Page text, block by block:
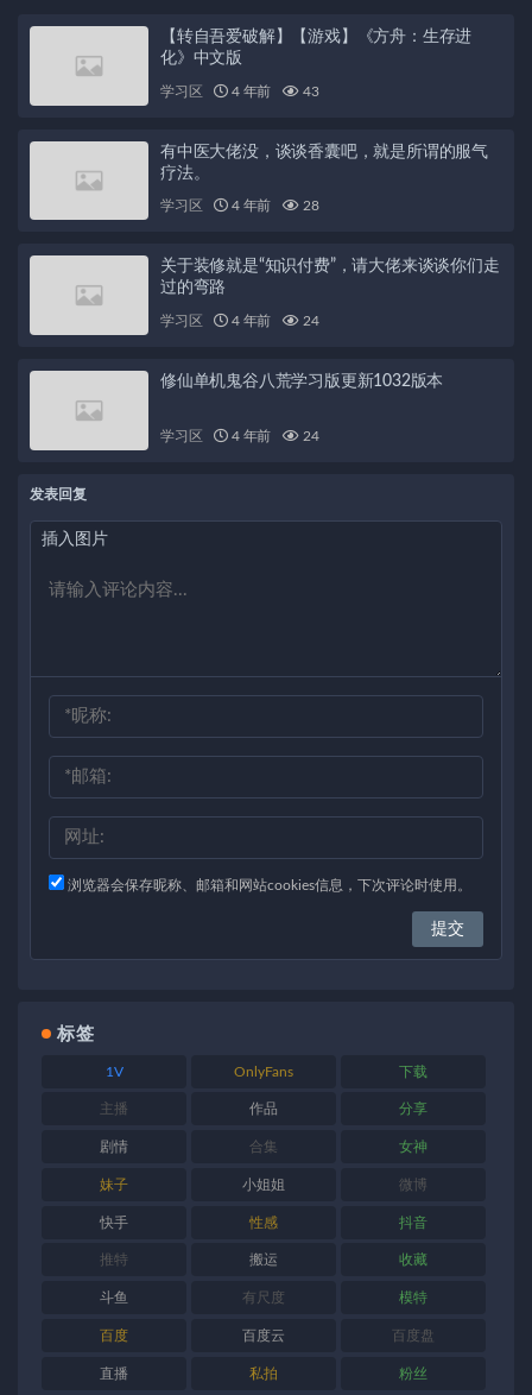
【转自吾爱破解】【游戏】《方舟：生存进
化》中文版
学习区 4 年前 43
有中医大佬没，谈谈香囊吧，就是所谓的服气
疗法。
学习区 4 年前 28
关于装修就是“知识付费”，请大佬来谈谈你们走
过的弯路
学习区 4 年前 24
修仙单机鬼谷八荒学习版更新1032版本
学习区 4 年前 24
发表回复
插入图片
浏览器会保存昵称、邮箱和网站cookies信息，下次评论时使用。
标签
1V OnlyFans 下载
主播 作品 分享
剧情 合集 女神
妹子 小姐姐 微博
快手 性感 抖音
推特 搬运 收藏
斗鱼 有尺度 模特
百度 百度云 百度盘
直播 私拍 粉丝